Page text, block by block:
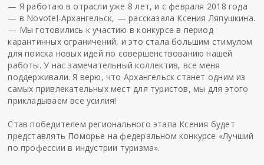
— Я работаю в отрасли уже 8 лет, и с февраля 2018 года
— в Novotel-Архангельск, — рассказала Ксения Ляпушкина.
— Мы готовились к участию в конкурсе в период
карантинных ограничений, и это стала большим стимулом
для поиска новых идей по совершенствованию нашей
работы. У нас замечательный коллектив, все меня
поддерживали. Я верю, что Архангельск станет одним из
самых привлекательных мест для туристов, мы для этого
прикладываем все усилия!
Став победителем регионального этапа Ксения будет
представлять Поморье на федеральном конкурсе «Лучший
по профессии в индустрии туризма».